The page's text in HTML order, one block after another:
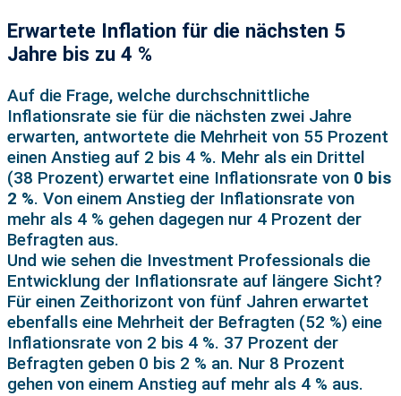
Erwartete Inflation für die nächsten 5
Jahre bis zu 4 %
Auf die Frage, welche durchschnittliche
Inflationsrate sie für die nächsten zwei Jahre
erwarten, antwortete die Mehrheit von 55 Prozent
einen Anstieg auf 2 bis 4 %. Mehr als ein Drittel
(38 Prozent) erwartet eine Inflationsrate von 0 bis
2 %. Von einem Anstieg der Inflationsrate von
mehr als 4 % gehen dagegen nur 4 Prozent der
Befragten aus.
Und wie sehen die Investment Professionals die
Entwicklung der Inflationsrate auf längere Sicht?
Für einen Zeithorizont von fünf Jahren erwartet
ebenfalls eine Mehrheit der Befragten (52 %) eine
Inflationsrate von 2 bis 4 %. 37 Prozent der
Befragten geben 0 bis 2 % an. Nur 8 Prozent
gehen von einem Anstieg auf mehr als 4 % aus.